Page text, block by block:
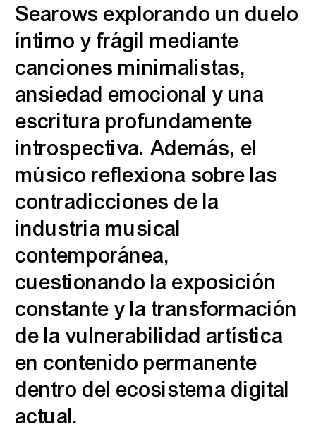
Searows explorando un duelo
íntimo y frágil mediante
canciones minimalistas,
ansiedad emocional y una
escritura profundamente
introspectiva. Además, el
músico reflexiona sobre las
contradicciones de la
industria musical
contemporánea,
cuestionando la exposición
constante y la transformación
de la vulnerabilidad artística
en contenido permanente
dentro del ecosistema digital
actual.